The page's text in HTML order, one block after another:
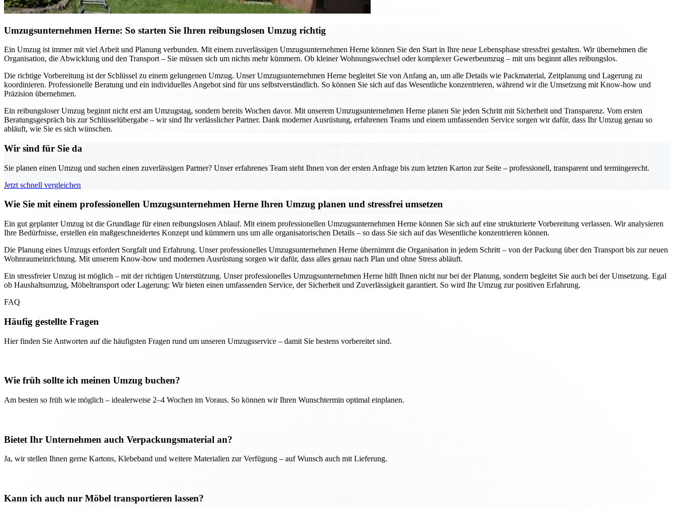
Umzugsunternehmen Herne: So starten Sie Ihren reibungslosen Umzug richtig
Ein Umzug ist immer mit viel Arbeit und Planung verbunden. Mit einem zuverlässigen Umzugsunternehmen Herne können Sie den Start in Ihre neue Lebensphase stressfrei gestalten. Wir übernehmen die
Organisation, die Abwicklung und den Transport – Sie müssen sich um nichts mehr kümmern. Ob kleiner Wohnungswechsel oder komplexer Gewerbeumzug – mit uns beginnt alles reibungslos.
Die richtige Vorbereitung ist der Schlüssel zu einem gelungenen Umzug. Unser Umzugsunternehmen Herne begleitet Sie von Anfang an, um alle Details wie Packmaterial, Zeitplanung und Lagerung zu
koordinieren. Professionelle Beratung und ein individuelles Angebot sind für uns selbstverständlich. So können Sie sich auf das Wesentliche konzentrieren, während wir die Umsetzung mit Know-how und
Präzision übernehmen.
Ein reibungsloser Umzug beginnt nicht erst am Umzugstag, sondern bereits Wochen davor. Mit unserem Umzugsunternehmen Herne planen Sie jeden Schritt mit Sicherheit und Transparenz. Vom ersten
Beratungsgespräch bis zur Schlüsselübergabe – wir sind Ihr verlässlicher Partner. Dank moderner Ausrüstung, erfahrenen Teams und einem umfassenden Service sorgen wir dafür, dass Ihr Umzug genau so
abläuft, wie Sie es sich wünschen.
Wir sind für Sie da
Sie planen einen Umzug und suchen einen zuverlässigen Partner? Unser erfahrenes Team steht Ihnen von der ersten Anfrage bis zum letzten Karton zur Seite – professionell, transparent und termingerecht.
Jetzt schnell vergleichen
Wie Sie mit einem professionellen Umzugsunternehmen Herne Ihren Umzug planen und stressfrei umsetzen
Ein gut geplanter Umzug ist die Grundlage für einen reibungslosen Ablauf. Mit einem professionellen Umzugsunternehmen Herne können Sie sich auf eine strukturierte Vorbereitung verlassen. Wir analysieren
Ihre Bedürfnisse, erstellen ein maßgeschneidertes Konzept und kümmern uns um alle organisatorischen Details – so dass Sie sich auf das Wesentliche konzentrieren können.
Die Planung eines Umzugs erfordert Sorgfalt und Erfahrung. Unser professionelles Umzugsunternehmen Herne übernimmt die Organisation in jedem Schritt – von der Packung über den Transport bis zur neuen
Wohnraumeinrichtung. Mit unserem Know-how und modernen Ausrüstung sorgen wir dafür, dass alles genau nach Plan und ohne Stress abläuft.
Ein stressfreier Umzug ist möglich – mit der richtigen Unterstützung. Unser professionelles Umzugsunternehmen Herne hilft Ihnen nicht nur bei der Planung, sondern begleitet Sie auch bei der Umsetzung. Egal
ob Haushaltsumzug, Möbeltransport oder Lagerung: Wir bieten einen umfassenden Service, der Sicherheit und Zuverlässigkeit garantiert. So wird Ihr Umzug zur positiven Erfahrung.
FAQ
Häufig gestellte Fragen
Hier finden Sie Antworten auf die häufigsten Fragen rund um unseren Umzugsservice – damit Sie bestens vorbereitet sind.
Wie früh sollte ich meinen Umzug buchen?
Am besten so früh wie möglich – idealerweise 2–4 Wochen im Voraus. So können wir Ihren Wunschtermin optimal einplanen.
Bietet Ihr Unternehmen auch Verpackungsmaterial an?
Ja, wir stellen Ihnen gerne Kartons, Klebeband und weitere Materialien zur Verfügung – auf Wunsch auch mit Lieferung.
Kann ich auch nur Möbel transportieren lassen?